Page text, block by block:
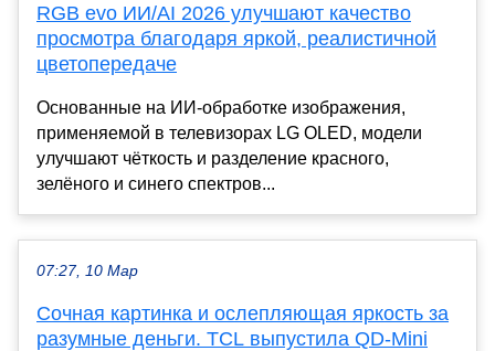
RGB evo ИИ/AI 2026 улучшают качество
просмотра благодаря яркой, реалистичной
цветопередаче
Основанные на ИИ-обработке изображения,
применяемой в телевизорах LG OLED, модели
улучшают чёткость и разделение красного,
зелёного и синего спектров...
07:27, 10 Мар
Сочная картинка и ослепляющая яркость за
разумные деньги. TCL выпустила QD-Mini